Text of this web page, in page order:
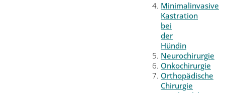
Minimalinvasive
Kastration
bei
der
Hündin
Neurochirurgie
Onkochirurgie
Orthopädische
Chirurgie